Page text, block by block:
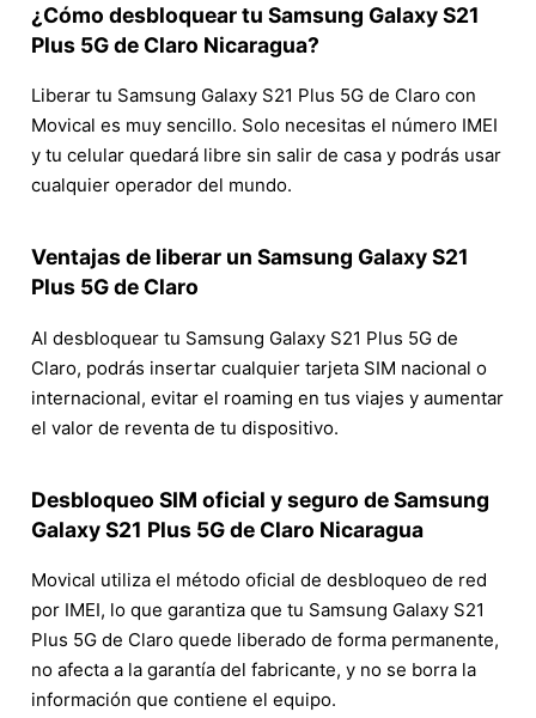
¿Cómo desbloquear tu Samsung Galaxy S21
Plus 5G de Claro Nicaragua?
Liberar tu Samsung Galaxy S21 Plus 5G de Claro con
Movical es muy sencillo. Solo necesitas el número IMEI
y tu celular quedará libre sin salir de casa y podrás usar
cualquier operador del mundo.
Ventajas de liberar un Samsung Galaxy S21
Plus 5G de Claro
Al desbloquear tu Samsung Galaxy S21 Plus 5G de
Claro, podrás insertar cualquier tarjeta SIM nacional o
internacional, evitar el roaming en tus viajes y aumentar
el valor de reventa de tu dispositivo.
Desbloqueo SIM oficial y seguro de Samsung
Galaxy S21 Plus 5G de Claro Nicaragua
Movical utiliza el método oficial de desbloqueo de red
por IMEI, lo que garantiza que tu Samsung Galaxy S21
Plus 5G de Claro quede liberado de forma permanente,
no afecta a la garantía del fabricante, y no se borra la
información que contiene el equipo.